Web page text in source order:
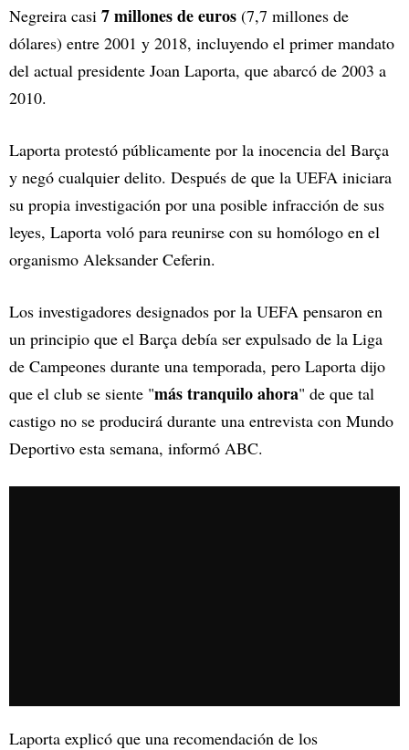
Negreira casi 7 millones de euros (7,7 millones de
dólares) entre 2001 y 2018, incluyendo el primer mandato
del actual presidente Joan Laporta, que abarcó de 2003 a
2010.
Laporta protestó públicamente por la inocencia del Barça
y negó cualquier delito. Después de que la UEFA iniciara
su propia investigación por una posible infracción de sus
leyes, Laporta voló para reunirse con su homólogo en el
organismo Aleksander Ceferin.
Los investigadores designados por la UEFA pensaron en
un principio que el Barça debía ser expulsado de la Liga
de Campeones durante una temporada, pero Laporta dijo
que el club se siente "más tranquilo ahora" de que tal
castigo no se producirá durante una entrevista con Mundo
Deportivo esta semana, informó ABC.
Laporta explicó que una recomendación de los